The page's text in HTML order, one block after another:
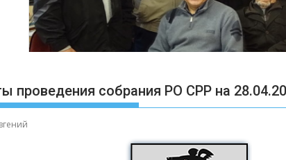
проведения собрания РО СРР на